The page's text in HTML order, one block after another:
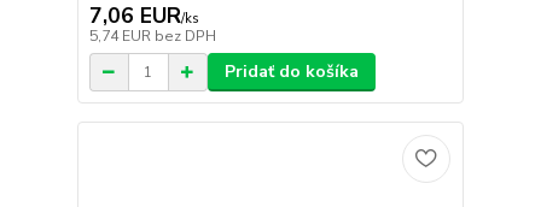
7,06 EUR/ks
5,74 EUR bez DPH
Pridať do košíka